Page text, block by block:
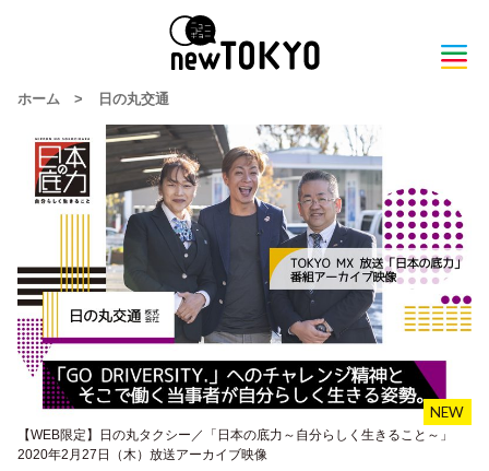
ホーム > 日の丸交通
【WEB限定】日の丸タクシー／「日本の底力～自分らしく生きること～」
2020年2月27日（木）放送アーカイブ映像